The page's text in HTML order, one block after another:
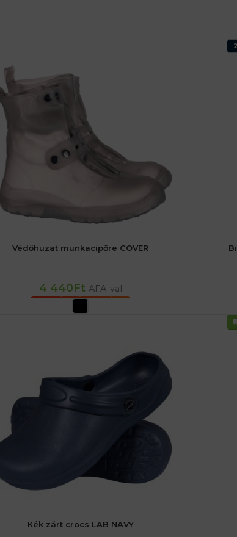
Védőhuzat munkacipőre COVER
4 440Ft ÁFA-val
OPCIÓK VÁLASZTÁSA
Kék zárt crocs LAB NAVY